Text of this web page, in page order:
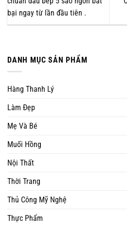
bại ngay từ lần đầu tiên .
DANH MỤC SẢN PHẨM
Hàng Thanh Lý
Làm Đẹp
Mẹ Và Bé
Muối Hồng
Nội Thất
Thời Trang
Thủ Công Mỹ Nghệ
Thực Phẩm